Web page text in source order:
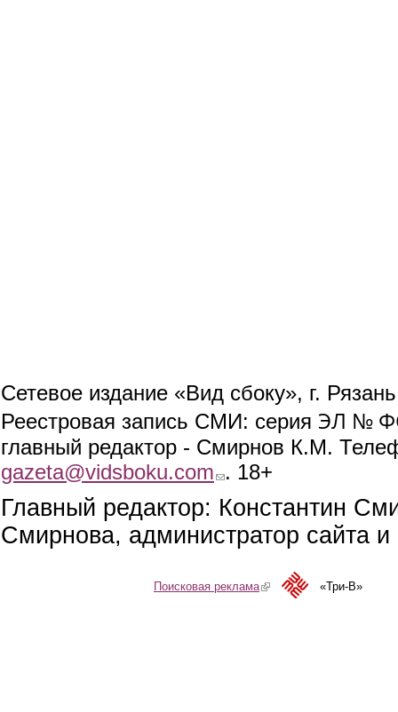
Сетевое издание «Вид сбоку», г.
Реестровая запись СМИ: серия ЭЛ №
главный редактор - Смирнов К.М.
gazeta@vidsboku.com (link sends e-mail)
. 18+
Главный редактор: Константин
Смирнова, администратор сайта
Поисковая реклама(link is external)«Три-В»